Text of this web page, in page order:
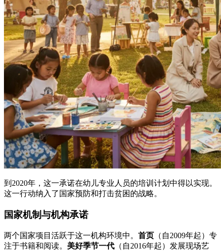
到2020年，这一承诺在幼儿专业人员的培训计划中得以实现。
这一行动纳入了国家预防和打击贫困的战略。
国家机制与机构承诺
两个国家项目活跃于这一机构环境中。 首页 （自2009年起）专
注于书籍和阅读。 美好季节一代 （自2016年起）发展现场艺